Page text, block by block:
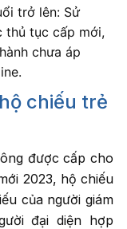
trở lên: Sử
thủ tục cấp mới,
chưa áp
chiếu trẻ
được cấp cho
2023, hộ chiếu
của người giám
đại diện hợp